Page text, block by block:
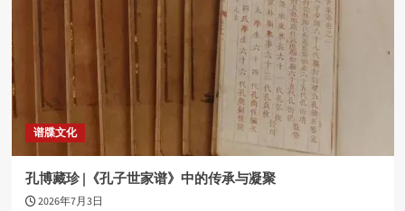
谱牒文化
孔博藏珍 |《孔子世家谱》中的传承与凝聚
2026年7月3日